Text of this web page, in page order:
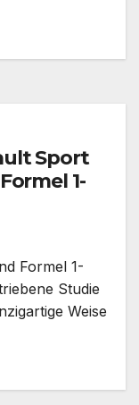
Sport
1-
Formel 1-
Studie
Weise